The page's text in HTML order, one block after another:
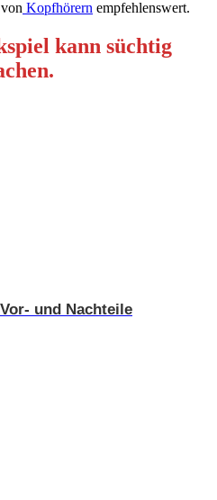
Kopfhörern empfehlenswert.
kann süchtig
und Nachteile